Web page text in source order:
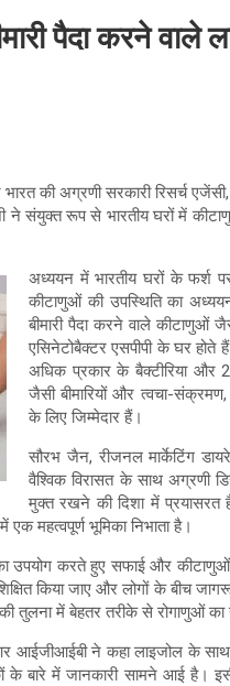
पैदा करने वाले
की अग्रणी सरकारी रिसर्च
ने संयुक्त रूप से भारतीय घरों में
अध्ययन में भारतीय घरों के फर्श
कीटाणुओं की उपस्थिति का
बीमारी पैदा करने वाले कीटाणुओं
एसिनेटोबैक्टर एसपीपी के घर
अधिक प्रकार के बैक्टीरिया और
जैसी बीमारियों और त्वचा-
के लिए जिम्मेदार हैं।
सौरभ जैन, रीजनल मार्केटिंग
वैश्विक विरासत के साथ अग्रणी
मुक्त रखने की दिशा में प्रयासरत
महत्वपूर्ण भूमिका निभाता है।
का उपयोग करते हुए सफाई और
किया जाए और लोगों के बीच
तुलना में बेहतर तरीके से रोगाणुओं का
आईजीआईबी ने कहा लाइजोल के साथ
बारे में जानकारी सामने आई है।